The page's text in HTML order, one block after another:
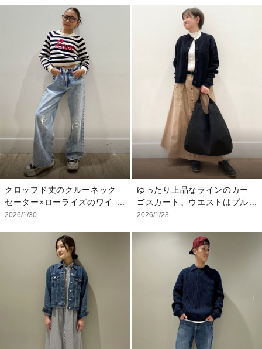
ッグ型のキーホルダーをつけ
て、海までドライブにお出掛
けしましょう！！ 通学用と
しても使い勝手抜群なアイテ
ムがたくさん！ 《着用サイ
ズ》 スティッチスウェッ
ト 120cm Sサイズ ワイ
ドデニム 120cm Sサイズ
トートバッグ型キーホルダ
ー ONESIZE その他 私物
ておけるトートバッグ型のキ
ーホルダーは、フェスやお祭
りにも使えそう！ くまさん
のキーホルダーをお供に、春
夏のお出掛けコーディネート
の完成です！ プレゼントに
もオススメです。 店頭にも
ご用意していますので是非ご
覧くださいね！ 《着用サイ
ズ》 Tシャツ 130cm Mサ
イズ タンクトップ
120cm Sサイズ デニムシ
ョーツ 120cm Sサイズ
トートバッグキーホルダー
ONESIZE くまさんキーホル
ダー ONESIZE その他 私
物
春先のマストアイテム！短め
の丈でトレンドも押さえちゃ
いましょう！ インナーはシ
ンプルなロゴがコーディネー
トしやすくてオススメです。
ITOちゃんはSサイズを着て
貰いましたが、袖が少し長め
でした。 デニムのスカー
ト、実はスカートに見えます
が、パンツなんです！お出掛
け先や、公園でもアクティブ
に遊べて着回しも抜群！コス
パ最強アイテムです。 ドラ
イブ中のお供に、ブラナンく
んのキーチャームも忘れず
に！ 暖かくなってきた週末
に、ドライブで大きな公園
るコーディネートはいかがで
しょうか？ プレゼントにも
オススメです。 店頭にもご
用意していますので是非ご覧
ください。 《モデル着用サ
イズ》 ウィンドブレーカ
ー 120cm Sサイズ ロゴT
シャツ 120cm Sサイズ
デニムスコート 120cm S
サイズ その他 私物
おすすめ！ 移動中の車内で
も楽に過ごせます♪ □モデル
着用サイズ トップス L
/140cm ボトムス L/140cm
バケットハット L/XL （55-
57cm） その他、小物は私物
クロップド丈のクルーネック
セーター×ローライズのワイ
ドパンツのcoordinate★ セ
してよりコンパクトにしてボ
トムスのシルエットを強調さ
せました おヘソ出しが出来
るサイズ感がトレンド◎
【モデル着用サイズ】 トッ
プス:120cm ボトムス：
140cm ※小物すべて私物
2026/1/30
ゆったり上品なラインのカー
ゴスカート。ウエストはプル
オン仕様なので楽々Style
ガンを合わせて大人お出かけ
スタイルにしました。オフィ
スカジュアルにもおすさめで
す。 【スタッフ着用サイ
ズ】 ・カーディガン：Ｓ ・
モックネックTシャツ：Ｓ ・
スカート：Ｓ ・ベルト：XS
・バッグ：ONE SIZE
2026/1/23